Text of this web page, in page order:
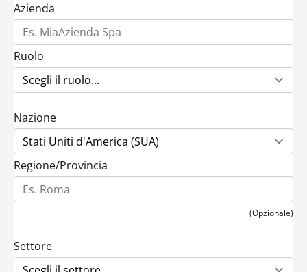
Azienda
Ruolo
Nazione
Regione/Provincia
(Opzionale)
Settore